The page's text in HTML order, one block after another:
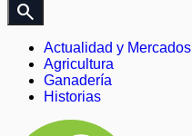
search
Actualidad y Mercados
Agricultura
Ganadería
Historias